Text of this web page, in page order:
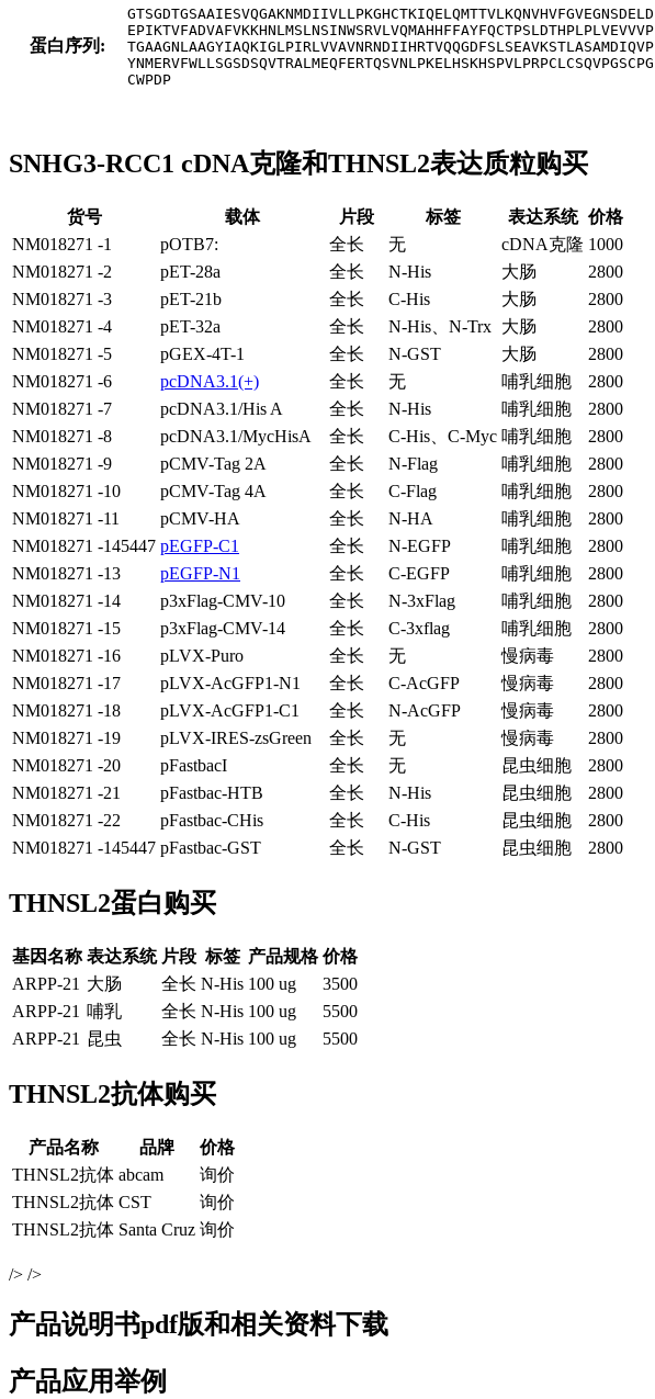
蛋白序列:
GTSGDTGSAAIESVQGAKNMDIIVLLPKGHCTKIQELQMTTVLKQNVHVFGVEGNSDELD
EPIKTVFADVAFVKKHNLMSLNSINWSRVLVQMAHHFFAYFQCTPSLDTHPLPLVEVVVP
TGAAGNLAAGYIAQKIGLPIRLVVAVNRNDIIHRTVQQGDFSLSEAVKSTLASAMDIQVP
YNMERVFWLLSGSDSQVTRALMEQFERTQSVNLPKELHSKHSPVLPRPCLCSQVPGSCPG
CWPDP
SNHG3-RCC1 cDNA克隆和THNSL2表达质粒购买
货号 载体 片段 标签 表达系统 价格
NM018271 -1
pOTB7: 全长 无 cDNA克隆 1000
NM018271 -2
pET-28a 全长 N-His 大肠
2800
NM018271 -3
pET-21b 全长 C-His 大肠
2800
NM018271 -4
pET-32a 全长 N-His、N-Trx 大肠
2800
NM018271 -5
pGEX-4T-1 全长 N-GST 大肠
2800
NM018271 -6
pcDNA3.1(+) 全长 无 哺乳细胞
2800
NM018271 -7
pcDNA3.1/His A 全长 N-His 哺乳细胞
2800
NM018271 -8
pcDNA3.1/MycHisA 全长 C-His、C-Myc 哺乳细胞
2800
NM018271 -9
pCMV-Tag 2A 全长 N-Flag 哺乳细胞
2800
NM018271 -10
pCMV-Tag 4A 全长 C-Flag 哺乳细胞
2800
NM018271 -11
pCMV-HA 全长 N-HA 哺乳细胞
2800
NM018271 -145447 pEGFP-C1 全长 N-EGFP 哺乳细胞
2800
NM018271 -13
pEGFP-N1 全长 C-EGFP 哺乳细胞
2800
NM018271 -14
p3xFlag-CMV-10 全长 N-3xFlag 哺乳细胞
2800
NM018271 -15
p3xFlag-CMV-14 全长 C-3xflag 哺乳细胞
2800
NM018271 -16
pLVX-Puro 全长 无 慢病毒
2800
NM018271 -17
pLVX-AcGFP1-N1 全长 C-AcGFP 慢病毒
2800
NM018271 -18
pLVX-AcGFP1-C1 全长 N-AcGFP 慢病毒
2800
NM018271 -19
pLVX-IRES-zsGreen 全长 无 慢病毒
2800
NM018271 -20
pFastbacI 全长 无 昆虫细胞
2800
NM018271 -21
pFastbac-HTB 全长 N-His 昆虫细胞
2800
NM018271 -22
pFastbac-CHis 全长 C-His 昆虫细胞
2800
NM018271 -145447 pFastbac-GST 全长 N-GST 昆虫细胞 2800
THNSL2蛋白购买
基因名称 表达系统 片段 标签 产品规格 价格
ARPP-21 大肠 全长 N-His 100 ug
3500
ARPP-21 哺乳 全长 N-His 100 ug
5500
ARPP-21 昆虫 全长 N-His 100 ug 5500
THNSL2抗体购买
产品名称 品牌
价格
THNSL2抗体 abcam
询价
THNSL2抗体 CST
询价
THNSL2抗体 Santa Cruz 询价
/> />
产品说明书pdf版和相关资料下载
产品应用举例